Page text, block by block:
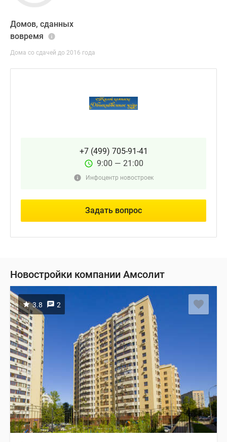
Домов, сданных
вовремя
Дома со сдачей до 2016 года
+7 (499) 705-91-41
9:00 — 21:00
Инфоцентр новостроек
Задать вопрос
Новостройки компании Амсолит
3.8 2